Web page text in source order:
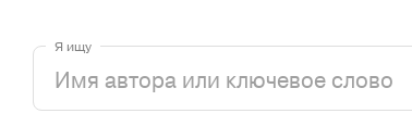
Я ищу